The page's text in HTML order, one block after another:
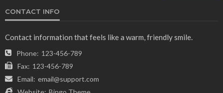
CONTACT INFO
Contact information that feels like a warm, friendly smile.
Phone: 123-456-789
Fax: 123-456-789
Email: email@support.com